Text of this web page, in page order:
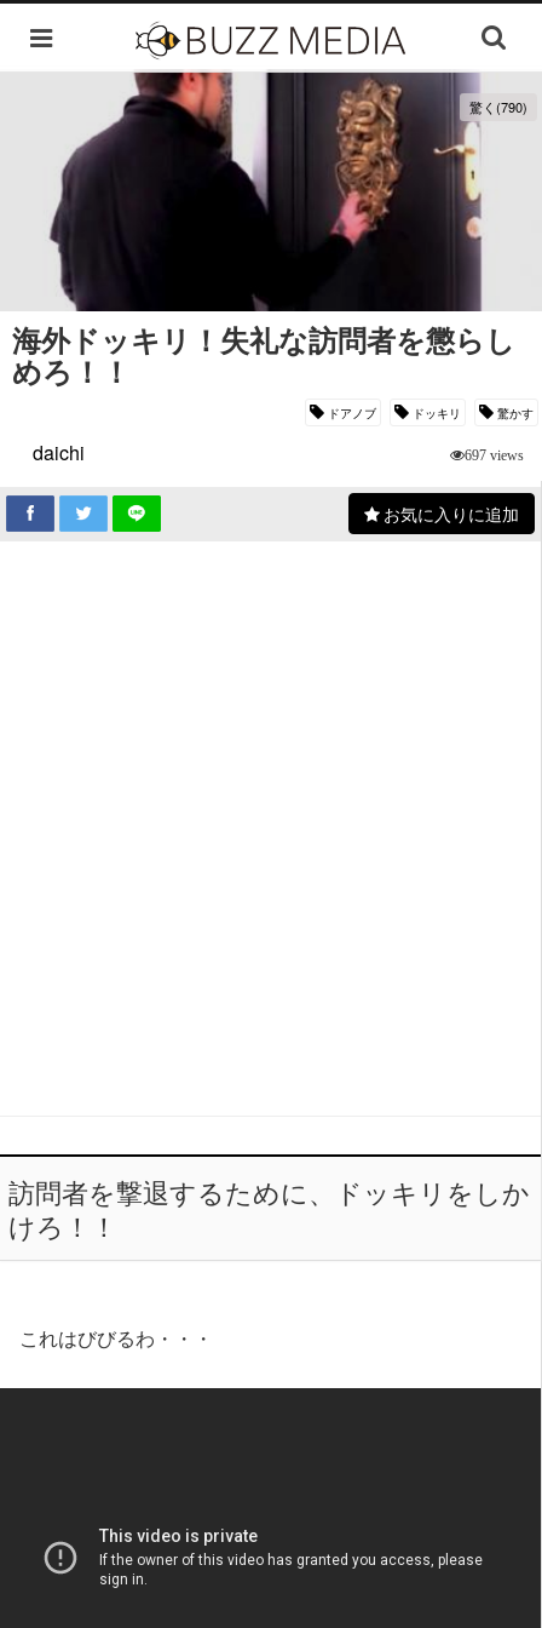
驚く(790)
海外ドッキリ！失礼な訪問者を懲らし
めろ！！
ドアノブ ドッキリ 驚かす
daichi 697 views
お気に入りに追加
訪問者を撃退するために、ドッキリをしか
けろ！！
これはびびるわ・・・